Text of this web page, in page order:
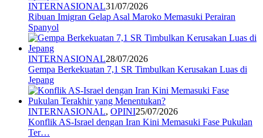
INTERNASIONAL31/07/2026
Ribuan Imigran Gelap Asal Maroko Memasuki Perairan
Spanyol
INTERNASIONAL28/07/2026
Gempa Berkekuatan 7,1 SR Timbulkan Kerusakan Luas di
Jepang
INTERNASIONAL, OPINI25/07/2026
Konflik AS-Israel dengan Iran Kini Memasuki Fase Pukulan
Ter…